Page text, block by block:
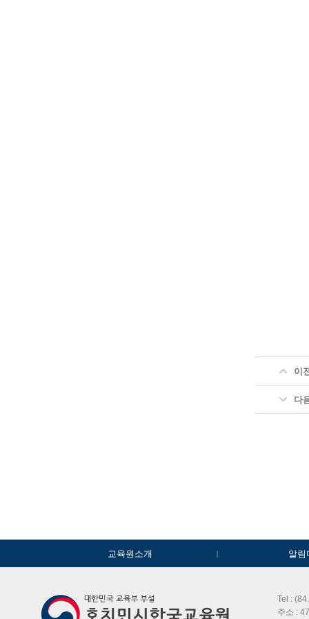
이
다
교육원소개 알림
Tel :
주소 :